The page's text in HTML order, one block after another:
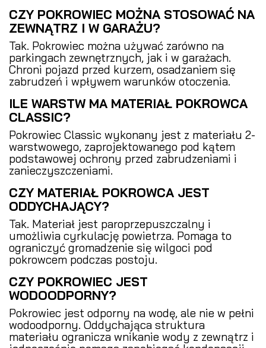
CZY POKROWIEC MOŻNA STOSOWAĆ NA
ZEWNĄTRZ I W GARAŻU?
Tak. Pokrowiec można używać zarówno na
parkingach zewnętrznych, jak i w garażach.
Chroni pojazd przed kurzem, osadzaniem się
zabrudzeń i wpływem warunków otoczenia.
ILE WARSTW MA MATERIAŁ POKROWCA
CLASSIC?
Pokrowiec Classic wykonany jest z materiału 2-
warstwowego, zaprojektowanego pod kątem
podstawowej ochrony przed zabrudzeniami i
zanieczyszczeniami.
CZY MATERIAŁ POKROWCA JEST
ODDYCHAJĄCY?
Tak. Materiał jest paroprzepuszczalny i
umożliwia cyrkulację powietrza. Pomaga to
ograniczyć gromadzenie się wilgoci pod
pokrowcem podczas postoju.
CZY POKROWIEC JEST
WODOODPORNY?
Pokrowiec jest odporny na wodę, ale nie w pełni
wodoodporny. Oddychająca struktura
materiału ogranicza wnikanie wody z zewnątrz i